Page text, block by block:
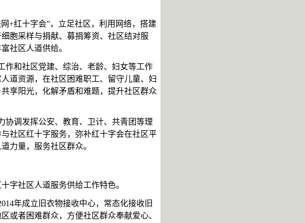
网+红十字会”，立足社区，利用网络，搭建
胞采样与捐献、募捐筹资、社区结对服
社区人道供给。
作和社区党建、综治、老龄、妇女等工作
道资源，在社区困难职工、留守儿童、妇
享阳光，化解矛盾和难题，提升社区群众
协调发挥公安、教育、卫计、共青团等理
社区红十字服务，弥补红十字会在社区平
力量，服务社区群众。
字社区人道服务供给工作特色。
年成立旧衣物接收中心，常态化接收旧
或者困难群众，方便社区群众奉献爱心、